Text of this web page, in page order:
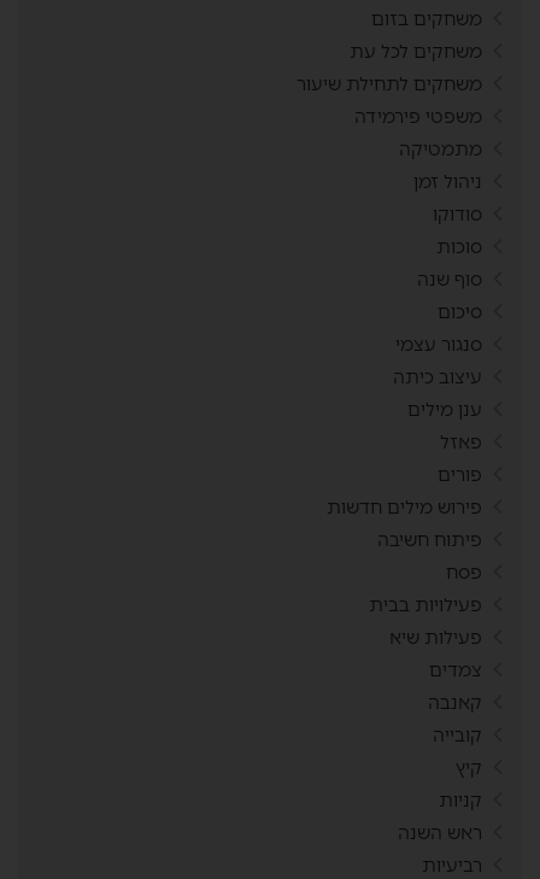
משחקים בזום
משחקים לכל עת
משחקים לתחילת שיעור
משפטי פירמידה
מתמטיקה
ניהול זמן
סודוקו
סוכות
סוף שנה
סיכום
סנגור עצמי
עיצוב כיתה
ענן מילים
פאזל
פורים
פירוש מילים חדשות
פיתוח חשיבה
פסח
פעילויות בבית
פעילות שיא
צמדים
קאנבה
קובייה
קיץ
קניות
ראש השנה
רביעיות